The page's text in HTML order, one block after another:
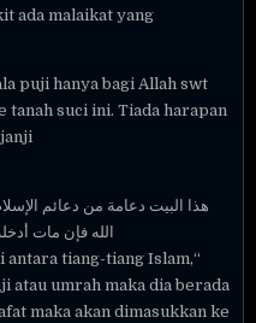
ada malaikat yang
puji hanya bagi Allah swt
tanah suci ini. Tiada harapan
هذا البيت دعامة من دعائم
الله فإن مات
antara tiang-tiang Islam,
atau umrah maka dia berada
maka akan dimasukkan ke